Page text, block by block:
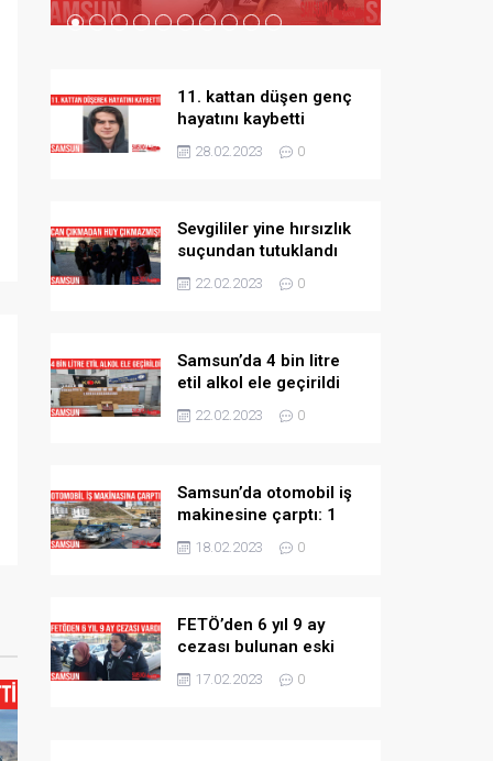
11. kattan düşen genç
hayatını kaybetti
28.02.2023 0
Sevgililer yine hırsızlık
suçundan tutuklandı
22.02.2023 0
Samsun’da 4 bin litre
etil alkol ele geçirildi
22.02.2023 0
Samsun’da otomobil iş
makinesine çarptı: 1
yaralı
18.02.2023 0
FETÖ’den 6 yıl 9 ay
cezası bulunan eski
öğretmen tutuklandı
17.02.2023 0